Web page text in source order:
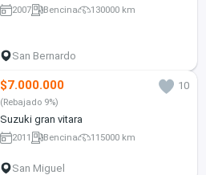
2007 Bencina 130000 km
San Bernardo
$7.000.000 10
(Rebajado 9%)
Suzuki gran vitara
2011 Bencina 115000 km
San Miguel